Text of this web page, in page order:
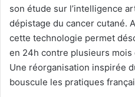
son étude sur l’intelligence
dépistage du cancer cutané.
cette technologie permet
en 24h contre plusieurs mois
Une réorganisation inspirée
bouscule les pratiques